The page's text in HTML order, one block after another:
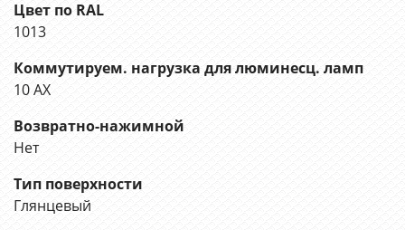
Цвет по RAL
1013
Коммутируем. нагрузка для люминесц. ламп
10 AX
Возвратно-нажимной
Нет
Тип поверхности
Глянцевый